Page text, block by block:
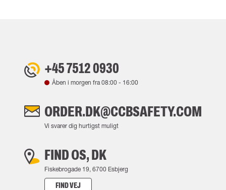
+45 7512 0930
Åben i morgen fra08:00 - 16:00
ORDER.DK@CCBSAFETY.COM
Vi svarer dig hurtigst muligt
FIND OS, DK
Fiskebrogade 19, 6700 Esbjerg
FIND VEJ